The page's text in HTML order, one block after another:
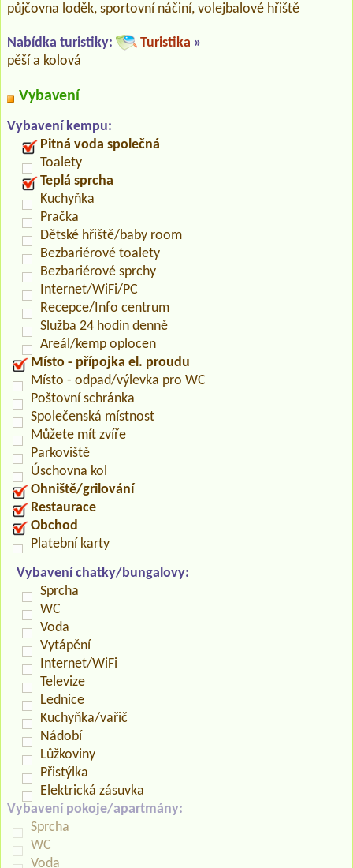
půjčovna loděk, sportovní náčiní, volejbalové hřiště
Nabídka turistiky: Turistika »
pěší a kolová
Vybavení
Vybavení kempu:
Pitná voda společná
Toalety
Teplá sprcha
Kuchyňka
Pračka
Dětské hřiště/baby room
Bezbariérové toalety
Bezbariérové sprchy
Internet/WiFi/PC
Recepce/Info centrum
Služba 24 hodin denně
Areál/kemp oplocen
Místo - přípojka el. proudu
Místo - odpad/výlevka pro WC
Poštovní schránka
Společenská místnost
Můžete mít zvíře
Parkoviště
Úschovna kol
Ohniště/grilování
Restaurace
Obchod
Platební karty
Vybavení chatky/bungalovy:
Sprcha
WC
Voda
Vytápění
Internet/WiFi
Televize
Lednice
Kuchyňka/vařič
Nádobí
Lůžkoviny
Přistýlka
Elektrická zásuvka
Vybavení pokoje/apartmány:
Sprcha
WC
Voda